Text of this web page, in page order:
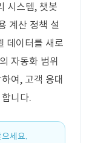
시스템, 챗봇
계산 정책 설
데이터를 새로
자동화 범위
여, 고객 응대
니다.
세요.